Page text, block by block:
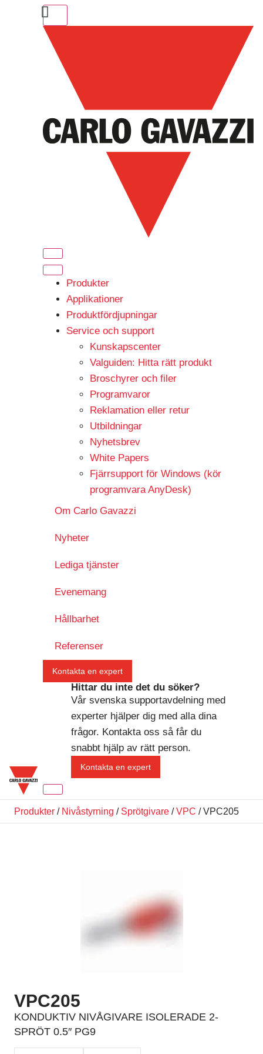
Produkter
Applikationer
Produktfördjupningar
Service och support
Kunskapscenter
Valguiden: Hitta rätt produkt
Broschyrer och filer
Programvaror
Reklamation eller retur
Utbildningar
Nyhetsbrev
White Papers
Fjärrsupport för Windows (kör
programvara AnyDesk)
Om Carlo Gavazzi
Nyheter
Lediga tjänster
Evenemang
Hållbarhet
Referenser
Kontakta en expert
Hittar du inte det du söker?
Vår svenska supportavdelning med
experter hjälper dig med alla dina
frågor. Kontakta oss så får du
snabbt hjälp av rätt person.
Kontakta en expert
Produkter / Nivåstyrning / Sprötgivare /VPC / VPC205
VPC205
KONDUKTIV NIVÅGIVARE ISOLERADE 2-
SPRÖT 0.5″ PG9